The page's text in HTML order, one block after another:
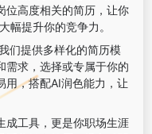
位高度相关的简历，让你
幅提升你的竞争力。
们提供多样化的简历模
需求，选择或专属于你的
用，搭配AI润色能力，让
成工具，更是你职场生涯